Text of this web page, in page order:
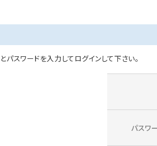
パスワードを入力してログインして下さい。
パスワ